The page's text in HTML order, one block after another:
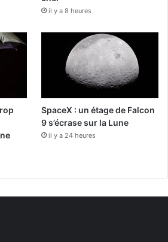
il y a 8 heures
SpaceX : un étage de Falcon
9 s’écrase sur la Lune
il y a 24 heures